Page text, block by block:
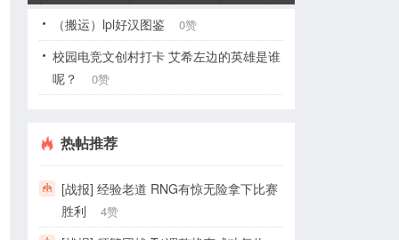
（搬运）lpl好汉图鉴 0赞
校园电竞文创村打卡 艾希左边的英雄是谁
呢？
0赞
热帖推荐
[战报] 经验老道 RNG有惊无险拿下比赛
胜利
4赞